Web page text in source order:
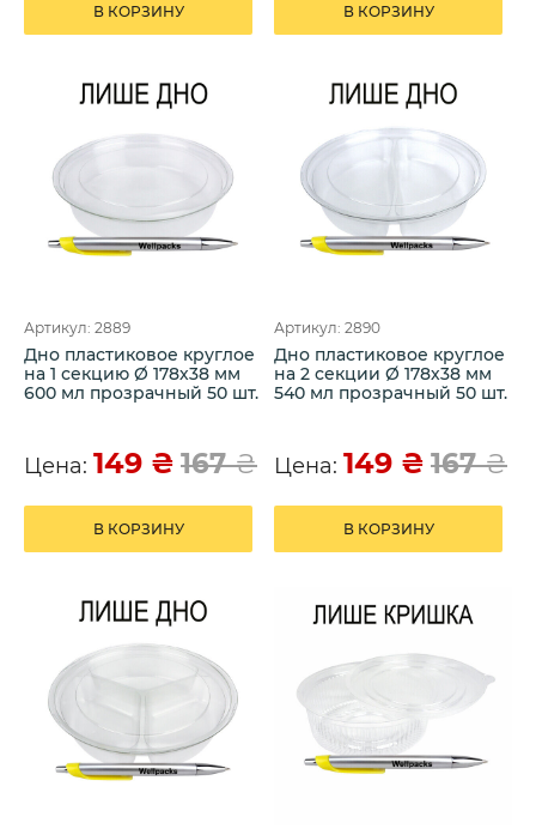
В КОРЗИНУ В КОРЗИНУ
Артикул: 2889
Дно пластиковое круглое
на 1 секцию Ø 178х38 мм
600 мл прозрачный 50 шт.
Цена: 149 ₴ 167₴
В КОРЗИНУ
Артикул: 2890
Дно пластиковое круглое
на 2 секции Ø 178х38 мм
540 мл прозрачный 50 шт.
Цена: 149 ₴ 167₴
В КОРЗИНУ